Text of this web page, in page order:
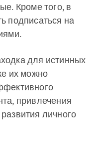
Кроме того, в
подписаться на
для истинных
их можно
привлечения
личного